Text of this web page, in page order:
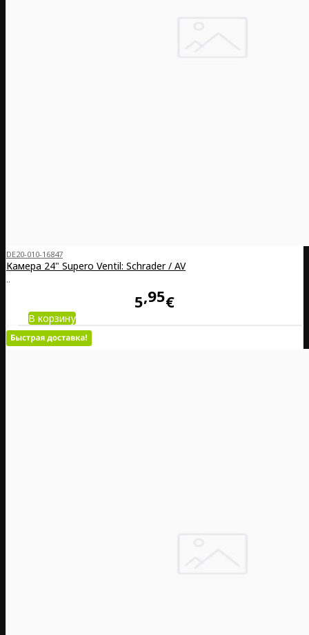
DE20-010-16847
Камера 24" Supero Ventil: Schrader / AV
..
5 95€
В корзину